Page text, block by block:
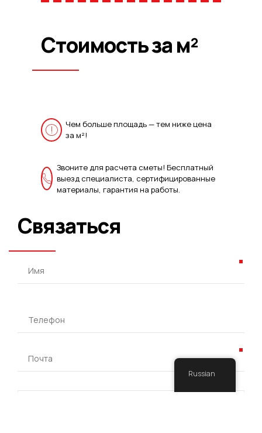
Стоимость за м²
Чем больше площадь — тем ниже цена
за м²!
Звоните для расчета сметы! Бесплатный
выезд специалиста, сертифицированные
материалы, гарантия на работы.
Связаться
Russian